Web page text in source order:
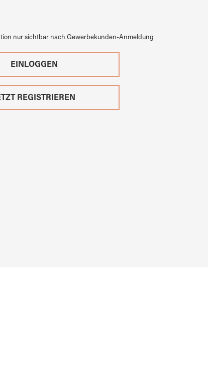
nur sichtbar nach Gewerbekunden-Anmeldung
EINLOGGEN
REGISTRIEREN